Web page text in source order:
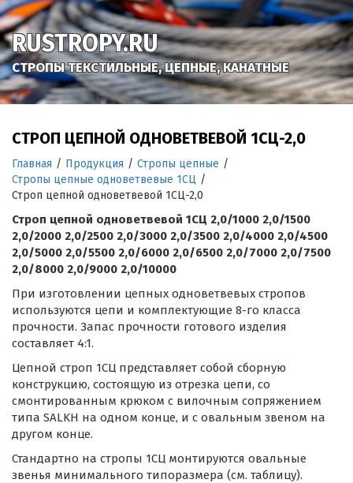
RUSTROPY.RU
СТРОПЫ ТЕКСТИЛЬНЫЕ, ЦЕПНЫЕ, КАНАТНЫЕ
СТРОП ЦЕПНОЙ ОДНОВЕТВЕВОЙ 1СЦ-2,0
Главная / Продукция / Стропы цепные /
Стропы цепные одноветвевые 1СЦ /
Строп цепной одноветвевой 1СЦ-2,0
Строп цепной одноветвевой 1СЦ 2,0/1000 2,0/1500
2,0/2000 2,0/2500 2,0/3000 2,0/3500 2,0/4000 2,0/4500
2,0/5000 2,0/5500 2,0/6000 2,0/6500 2,0/7000 2,0/7500
2,0/8000 2,0/9000 2,0/10000
При изготовлении цепных одноветвевых стропов
используются цепи и комплектующие 8-го класса
прочности. Запас прочности готового изделия
составляет 4:1.
Цепной строп 1СЦ представляет собой сборную
конструкцию, состоящую из отрезка цепи, со
смонтированным крюком с вилочным сопряжением
типа SALKH на одном конце, и с овальным звеном на
другом конце.
Стандартно на стропы 1СЦ монтируются овальные
звенья минимального типоразмера (см. таблицу).